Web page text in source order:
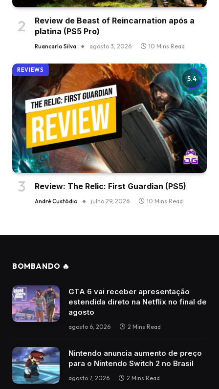
Review de Beast of Reincarnation após a
platina (PS5 Pro)
Ruancarlo Silva agosto 3, 2026 10 Mins Read
5.4
REVIEWS
Review: The Relic: First Guardian (PS5)
André Custódio julho 29, 2026 10 Mins Read
BOMBANDO 🔥
GTA 6 vai receber apresentação
estendida direto na Netflix no final de
agosto
agosto 6, 2026 2 Mins Read
Nintendo anuncia aumento de preço
para o Nintendo Switch 2 no Brasil
agosto 7, 2026 2 Mins Read